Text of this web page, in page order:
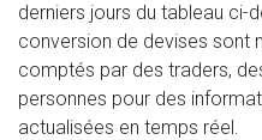
derniers jours du tableau ci-
conversion de devises sont
comptés par des traders,
personnes pour des
actualisées en temps réel.